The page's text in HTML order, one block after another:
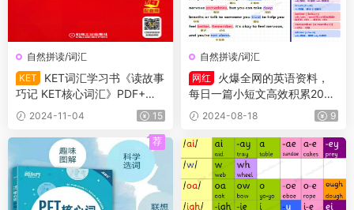
自然拼读/词汇
KET
KET词汇学习书《读故事
巧记 KET核心词汇》PDF+音
频 2024-11-04 15
自然拼读/词汇
网红
火爆全网的英语资料，
每日一篇小短文高效积累2000
词! 2024-08-18 9
荐